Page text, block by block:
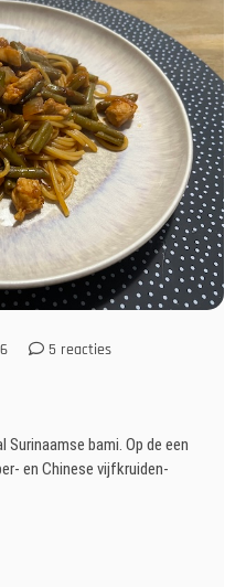
5 reacties
bami. Op de een
en Chinese vijfkruiden-